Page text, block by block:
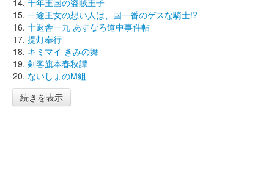
一途王女の想い人は、国一番のゲスな騎士!?
十返舎一九 あすなろ道中事件帖
提灯奉行
キミマイ きみの舞
剣客旗本春秋譚
ないしょのM組
続きを表示